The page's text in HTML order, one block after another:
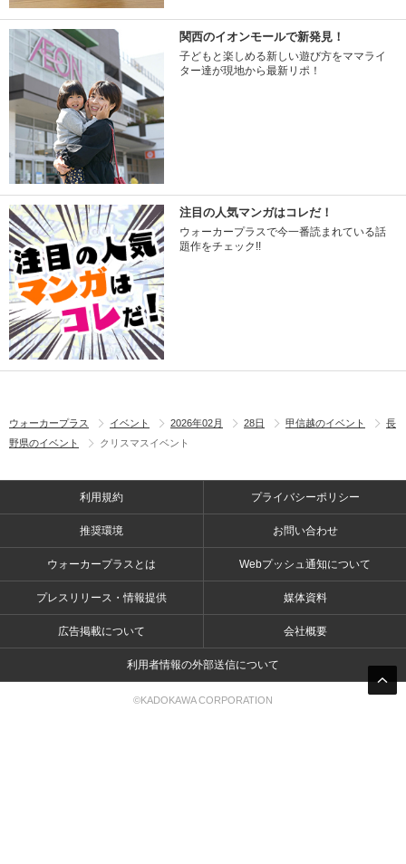
関西のイオンモールで新発見！
子どもと楽しめる新しい遊び方をママライ
ター達が現地から最新リポ！
注目の人気マンガはコレだ！
ウォーカープラスで今一番読まれている話
題作をチェック!!
ウォーカープラス イベント 2026年02月 28日 甲信越のイベント
長
野県のイベント
クリスマスイベント
利用規約 プライバシーポリシー
推奨環境 お問い合わせ
ウォーカープラスとは Webプッシュ通知について
プレスリリース・情報提供 媒体資料
広告掲載について 会社概要
利用者情報の外部送信について
©KADOKAWA CORPORATION